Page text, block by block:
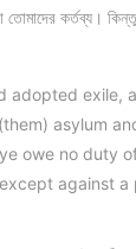
তোমাদের কর্তব্য।
adopted exile,
asylum
owe no duty
against a